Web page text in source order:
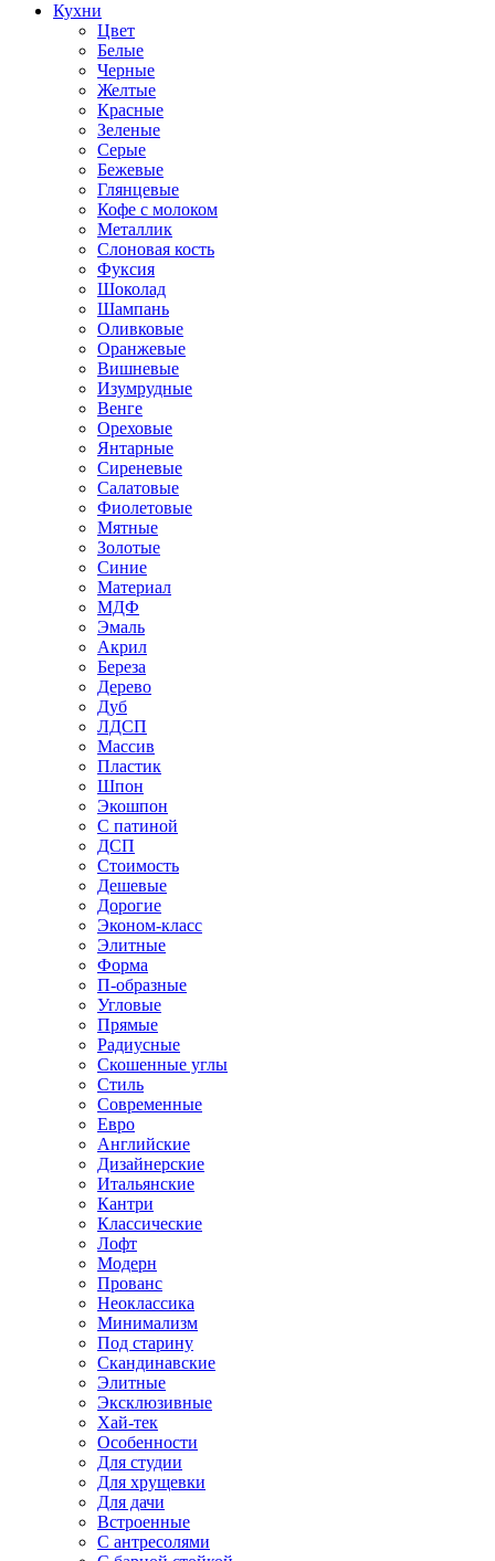
Кухни
Цвет
Белые
Черные
Желтые
Красные
Зеленые
Серые
Бежевые
Глянцевые
Кофе с молоком
Металлик
Слоновая кость
Фуксия
Шоколад
Шампань
Оливковые
Оранжевые
Вишневые
Изумрудные
Венге
Ореховые
Янтарные
Сиреневые
Салатовые
Фиолетовые
Мятные
Золотые
Синие
Материал
МДФ
Эмаль
Акрил
Береза
Дерево
Дуб
ЛДСП
Массив
Пластик
Шпон
Экошпон
С патиной
ДСП
Стоимость
Дешевые
Дорогие
Эконом-класс
Элитные
Форма
П-образные
Угловые
Прямые
Радиусные
Скошенные углы
Стиль
Современные
Евро
Английские
Дизайнерские
Итальянские
Кантри
Классические
Лофт
Модерн
Прованс
Неоклассика
Минимализм
Под старину
Скандинавские
Элитные
Эксклюзивные
Хай-тек
Особенности
Для студии
Для хрущевки
Для дачи
Встроенные
С антресолями